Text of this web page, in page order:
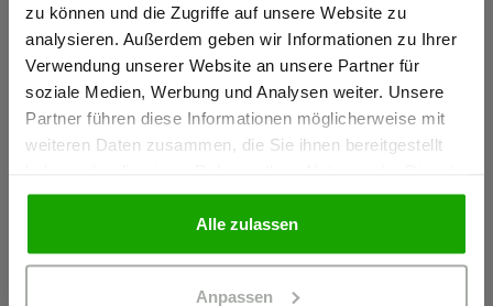
zu können und die Zugriffe auf unsere Website zu
analysieren. Außerdem geben wir Informationen zu Ihrer
Verwendung unserer Website an unsere Partner für
soziale Medien, Werbung und Analysen weiter. Unsere
Partner führen diese Informationen möglicherweise mit
weiteren Daten zusammen, die Sie ihnen bereitgestellt
gesammelt haben.
Alle zulassen
Anpassen
Herstellerangaben
Schöffel PRO GmbH, Albert-Einstein-Strasse 1, 86830
Schwabmünchen, Deutschland
info@schoeffel-pro.com
10.000 mm Wassersäule
Ich bestätige, dass ich Gewerbetreibender bin. Alle
Preise werden netto ausgewiesen.